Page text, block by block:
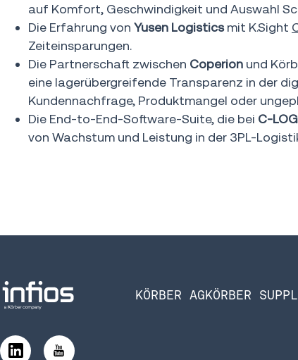
auf Komfort, Geschwindigkeit und Auswahl
Die Erfahrung von Yusen Logisticsmit K.Sight
Zeiteinsparungen.
Die Partnerschaft zwischen Coperion und
eine lagerübergreifende Transparenz in der
Kundennachfrage, Produktmangel oder
Die End-to-End-Software-Suite, die bei C-LOG
von Wachstum und Leistung in der 3PL-
KÖRBER AGKÖRBER